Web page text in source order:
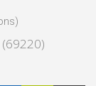
(69220)